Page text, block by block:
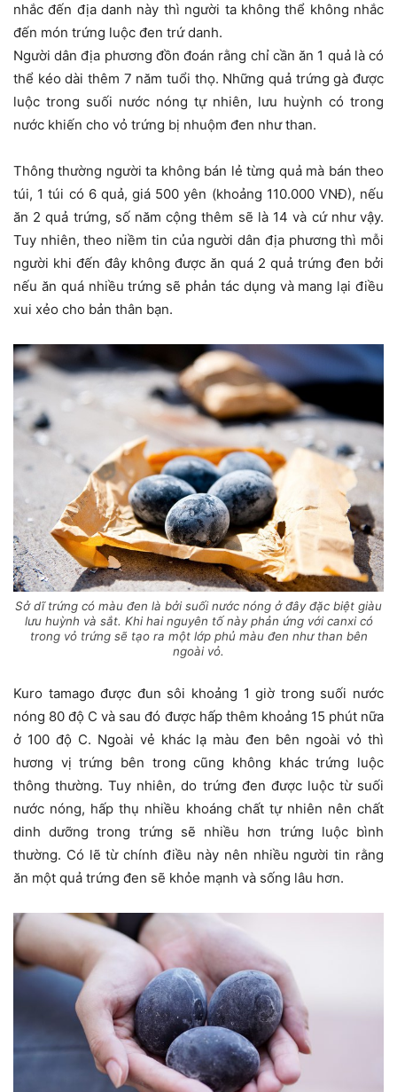
nhắc đến địa danh này thì người ta không thể không nhắc
đến món trứng luộc đen trứ danh.
Người dân địa phương đồn đoán rằng chỉ cần ăn 1 quả là có
thể kéo dài thêm 7 năm tuổi thọ. Những quả trứng gà được
luộc trong suối nước nóng tự nhiên, lưu huỳnh có trong
nước khiến cho vỏ trứng bị nhuộm đen như than.
Thông thường người ta không bán lẻ từng quả mà bán theo
túi, 1 túi có 6 quả, giá 500 yên (khoảng 110.000 VNĐ), nếu
ăn 2 quả trứng, số năm cộng thêm sẽ là 14 và cứ như vậy.
Tuy nhiên, theo niềm tin của người dân địa phương thì mỗi
người khi đến đây không được ăn quá 2 quả trứng đen bởi
nếu ăn quá nhiều trứng sẽ phản tác dụng và mang lại điều
xui xẻo cho bản thân bạn.
Sở dĩ trứng có màu đen là bởi suối nước nóng ở đây đặc biệt giàu
lưu huỳnh và sắt. Khi hai nguyên tố này phản ứng với canxi có
trong vỏ trứng sẽ tạo ra một lớp phủ màu đen như than bên
ngoài vỏ.
Kuro tamago được đun sôi khoảng 1 giờ trong suối nước
nóng 80 độ C và sau đó được hấp thêm khoảng 15 phút nữa
ở 100 độ C. Ngoài vẻ khác lạ màu đen bên ngoài vỏ thì
hương vị trứng bên trong cũng không khác trứng luộc
thông thường. Tuy nhiên, do trứng đen được luộc từ suối
nước nóng, hấp thụ nhiều khoáng chất tự nhiên nên chất
dinh dưỡng trong trứng sẽ nhiều hơn trứng luộc bình
thường. Có lẽ từ chính điều này nên nhiều người tin rằng
ăn một quả trứng đen sẽ khỏe mạnh và sống lâu hơn.